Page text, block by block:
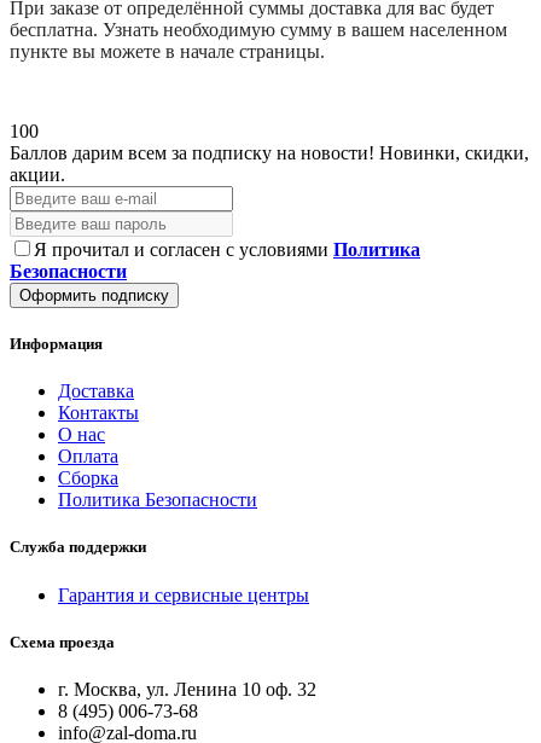
При заказе от определённой суммы доставка для вас будет
бесплатна. Узнать необходимую сумму в вашем населенном
пункте вы можете в начале страницы.
100
Баллов дарим всем за подписку на новости! Новинки, скидки,
акции.
Я прочитал и согласен с условиями Политика
Безопасности
Оформить подписку
Информация
Доставка
Контакты
О нас
Оплата
Сборка
Политика Безопасности
Служба поддержки
Гарантия и сервисные центры
Схема проезда
г. Москва, ул. Ленина 10 оф. 32
8 (495) 006-73-68
info@zal-doma.ru